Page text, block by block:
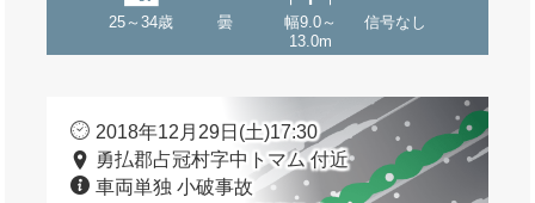
25～34歳 曇
幅9.0～
13.0m
信号なし
2018年12月29日(土)17:30
勇払郡占冠村字中トマム 付近
車両単独 小破事故